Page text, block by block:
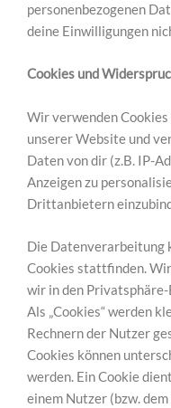
personenbezogenen
deine Einwilligungen
Cookies und
Wir verwenden Cookies
unserer Website und
Daten von dir (z.B. IP-
Anzeigen zu
Drittanbietern
Die Datenverarbeitung
Cookies stattfinden.
wir in den
Als „Cookies“ werden
Rechnern der Nutzer
Cookies können
werden. Ein Cookie
einem Nutzer (bzw.